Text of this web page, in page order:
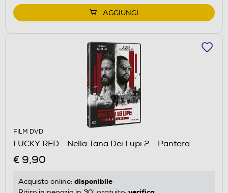
AGGIUNGI
FILM DVD
LUCKY RED - Nella Tana Dei Lupi 2 - Pantera
€ 9,90
Acquisto online: disponibile